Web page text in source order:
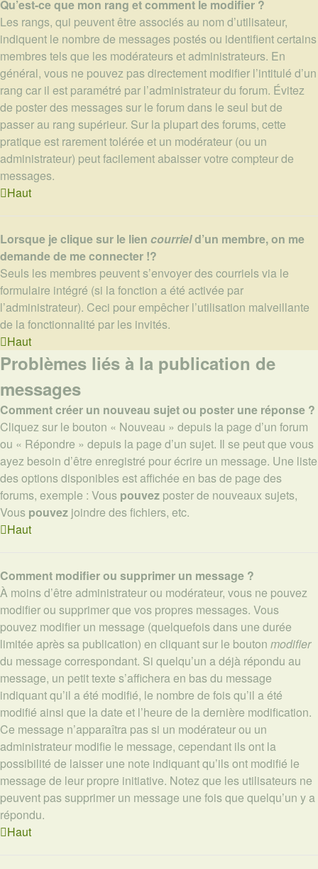
Qu’est-ce que mon rang et comment le modifier ?
Les rangs, qui peuvent être associés au nom d’utilisateur,
indiquent le nombre de messages postés ou identifient certains
membres tels que les modérateurs et administrateurs. En
général, vous ne pouvez pas directement modifier l’intitulé d’un
rang car il est paramétré par l’administrateur du forum. Évitez
de poster des messages sur le forum dans le seul but de
passer au rang supérieur. Sur la plupart des forums, cette
pratique est rarement tolérée et un modérateur (ou un
administrateur) peut facilement abaisser votre compteur de
messages.
Haut
Lorsque je clique sur le lien courrield’un membre, on me
demande de me connecter !?
Seuls les membres peuvent s’envoyer des courriels via le
formulaire intégré (si la fonction a été activée par
l’administrateur). Ceci pour empêcher l’utilisation malveillante
de la fonctionnalité par les invités.
Haut
Problèmes liés à la publication de
messages
Comment créer un nouveau sujet ou poster une réponse ?
Cliquez sur le bouton « Nouveau » depuis la page d’un forum
ou « Répondre » depuis la page d’un sujet. Il se peut que vous
ayez besoin d’être enregistré pour écrire un message. Une liste
des options disponibles est affichée en bas de page des
forums, exemple : Vous pouvez poster de nouveaux sujets,
Vous pouvez joindre des fichiers, etc.
Haut
Comment modifier ou supprimer un message ?
À moins d’être administrateur ou modérateur, vous ne pouvez
modifier ou supprimer que vos propres messages. Vous
pouvez modifier un message (quelquefois dans une durée
limitée après sa publication) en cliquant sur le bouton modifier
du message correspondant. Si quelqu’un a déjà répondu au
message, un petit texte s’affichera en bas du message
indiquant qu’il a été modifié, le nombre de fois qu’il a été
modifié ainsi que la date et l’heure de la dernière modification.
Ce message n’apparaîtra pas si un modérateur ou un
administrateur modifie le message, cependant ils ont la
possibilité de laisser une note indiquant qu’ils ont modifié le
message de leur propre initiative. Notez que les utilisateurs ne
peuvent pas supprimer un message une fois que quelqu’un y a
répondu.
Haut